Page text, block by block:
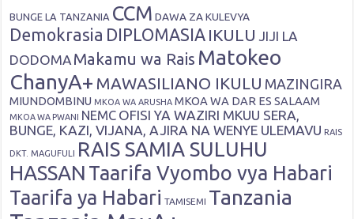
BUNGE LA TANZANIA CCM DAWA ZA KULEVYA
Demokrasia DIPLOMASIA IKULU JIJI LA
DODOMA Makamu wa Rais Matokeo
ChanyA+ MAWASILIANO IKULU MAZINGIRA
MIUNDOMBINU MKOA WA ARUSHA MKOA WA DAR ES SALAAM
MKOA WA PWANI NEMC OFISI YA WAZIRI MKUU SERA,
BUNGE, KAZI, VIJANA, AJIRA NA WENYE ULEMAVU RAIS
DKT. MAGUFULI RAIS SAMIA SULUHU
HASSAN Taarifa Vyombo vya Habari
Taarifa ya Habari TAMISEMI Tanzania